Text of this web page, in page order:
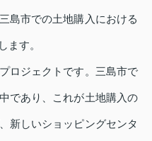
島市での土地購入における
ます。
ロジェクトです。三島市で
であり、これが土地購入の
新しいショッピングセンタ